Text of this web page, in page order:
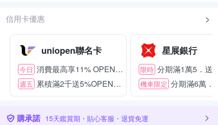
信用卡優惠
uniopen聯名卡
今日 消費最高享11% OPENPOINT
週五 累積滿2千送5%OPENPOINT
星展銀行
限時 分期滿1萬5．送
機車限定 分期滿6萬．
購承諾 15天鑑賞期・貼心客服・退貨免運